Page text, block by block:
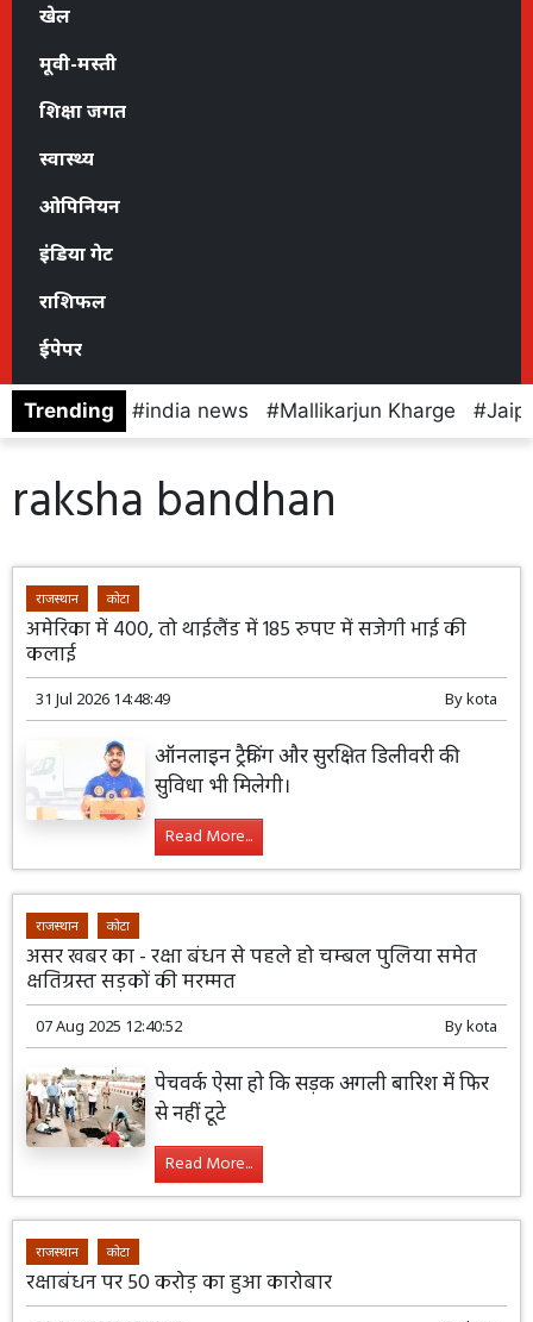
खेल
मूवी-मस्ती
शिक्षा जगत
स्वास्थ्य
ओपिनियन
इंडिया गेट
राशिफल
ईपेपर
Trending india news Mallikarjun Kharge
raksha bandhan
राजस्थान कोटा
अमेरिका में 400, तो थाईलैंड में 185 रुपए में सजेगी भाई की
कलाई
31 Jul 2026 14:48:49 Bykota
ऑनलाइन ट्रैकिंग और सुरक्षित डिलीवरी की
सुविधा भी मिलेगी।
Read More...
राजस्थान कोटा
असर खबर का - रक्षा बंधन से पहले हो चम्बल पुलिया समेत
क्षतिग्रस्त सड़कों की मरम्मत
07 Aug 2025 12:40:52 Bykota
पेचवर्क ऐसा हो कि सड़क अगली बारिश में फिर
से नहीं टूटे
Read More...
राजस्थान कोटा
रक्षाबंधन पर 50 करोड़ का हुआ कारोबार